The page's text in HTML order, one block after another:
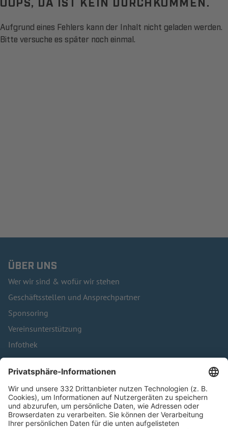
Aufgrund eines Fehlers kann der Inhalt nicht geladen werden.
Bitte versuche es später noch einmal.
ÜBER UNS
Wer wir sind & wofür wir stehen
Geschäftsstellen und Ansprechpartner
Sponsoring
Vereinsunterstützung
Infothek
Kontakt
HÄUFIG BESUCHTE SEITEN
Pässe und Vereinswechsel
Trainerausbildung